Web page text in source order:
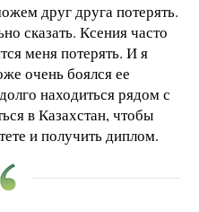
друг друга потерять.
сказать. Ксения часто
меня потерять. И я
очень боялся ее
находиться рядом с
в Казахстан, чтобы
и получить диплом.